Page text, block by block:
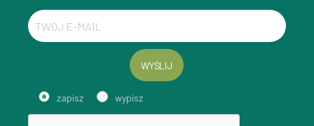
WYŚLIJ
zapisz wypisz